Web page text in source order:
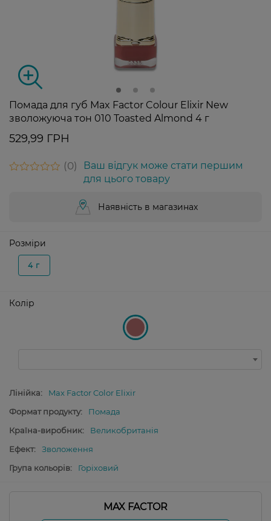
Помада для губ Max Factor Colour Elixir New
зволожуюча тон 010 Toasted Almond 4 г
529,99 ГРН
0
Ваш відгук може стати першим
для цього товару
Наявність в магазинах
Розміри
4 г
Колір
Лінійка:
Max Factor Color Elixir
Формат продукту:
Помада
Країна-виробник:
Великобританія
Ефект:
Зволоження
Група кольорів:
Горіховий
MAX FACTOR